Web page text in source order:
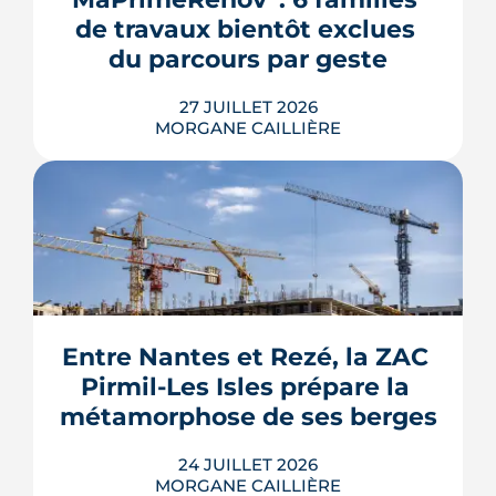
doux et vigilance locale. Chiffres,
limites et conseils pour payer le juste
de travaux bientôt exclues
du parcours par geste
27 JUILLET 2026
MORGANE CAILLIÈRE
Le Gouvernement prévoit de retirer six
familles de travaux du parcours « par
geste » de MaPrimeRénov' au 1er
septembre 2026, sous réserve de la
publication des textes définitifs.
fenêtres, VMC, chauffe-eau
thermodynamique, chauffage au bois
et solaire thermi...
Entre Nantes et Rezé, la ZAC
Pirmil-Les Isles prépare la
métamorphose de ses berges
24 JUILLET 2026
MORGANE CAILLIÈRE